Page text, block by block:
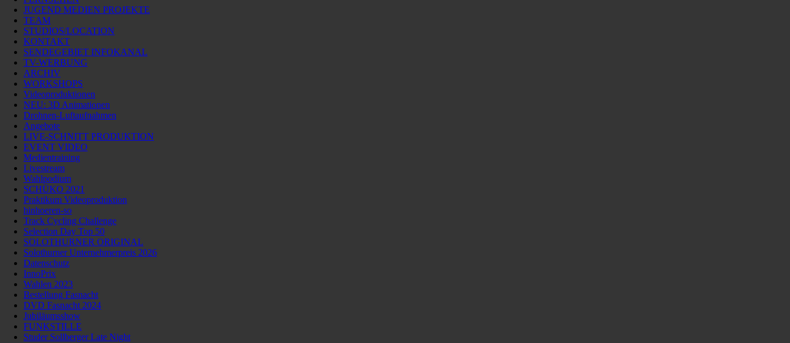
JUGEND MEDIEN PROJEKTE
TEAM
STUDIOS/LOCATION
KONTAKT
SENDEGEBIET INFOKANAL
TV-WERBUNG
ARCHIV
WORKSHOPS
Videoproduktionen
NEU: 3D Animationen
Drohnen-Luftaufnahmen
Angebote
LIVE-SCHNITT PRODUKTION
EVENT VIDEO
Medientraining
Livestream
Wahlpodium
SCHÜKO 2021
Praktikum Videoproduktion
hinhoeren-so
Track Cycling Challenge
Selection Day Top 50
SOLOTHURNER ORIGINAL
Solothurner Unternehmerpreis 2026
Datenschutz
InnoPrix
Wahlen 2023
Bestellung Fasnacht
DVD Fasnacht 2024
Jubiläumsshow
FUNKSTILLE
Studer Sollberger Late Night